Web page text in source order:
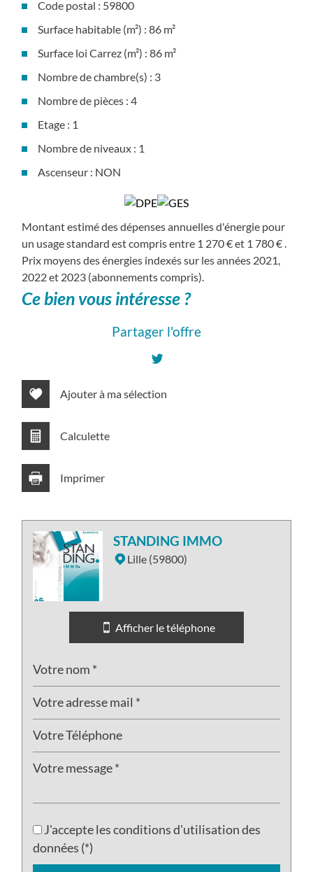
Code postal : 59800
Surface habitable (m²) : 86 m²
Surface loi Carrez (m²) : 86 m²
Nombre de chambre(s) : 3
Nombre de pièces : 4
Etage : 1
Nombre de niveaux : 1
Ascenseur : NON
Montant estimé des dépenses annuelles d'énergie pour
un usage standard est compris entre 1 270 € et 1 780 € .
Prix moyens des énergies indexés sur les années 2021,
2022 et 2023 (abonnements compris).
ce bien vous intéresse ?
Partager l'offre
Ajouter à ma sélection
Calculette
Imprimer
STANDING IMMO
Lille (59800)
Afficher le téléphone
J'accepte les conditions d'utilisation des
données (*)